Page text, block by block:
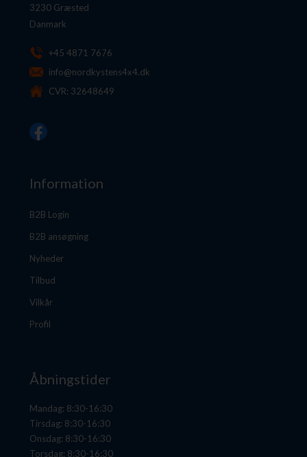
3230 Græsted
Danmark
+45 4871 7676
info@nordkystens4x4.dk
CVR: 32648649
Information
B2B Login
B2B ansøgning
Nyheder
Tilbud
Vilkår
Profil
Åbningstider
Mandag: 8:30-16:30
Tirsdag: 8:30-16:30
Onsdag: 8:30-16:30
Torsdag: 8:30-16:30